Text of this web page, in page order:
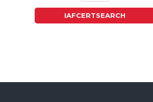
IAFCERTSEARCH